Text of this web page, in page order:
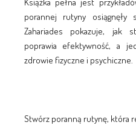
porannej rutyny osiągnęły
Zahariades pokazuje, jak
poprawia efektywność, a
zdrowie fizyczne i psychiczne.
Stwórz poranną rutynę, która